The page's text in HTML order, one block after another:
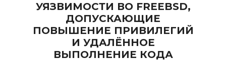
УЯЗВИМОСТИ ВО FREEBSD,
ДОПУСКАЮЩИЕ
ПОВЫШЕНИЕ ПРИВИЛЕГИЙ
И УДАЛЁННОЕ
ВЫПОЛНЕНИЕ КОДА